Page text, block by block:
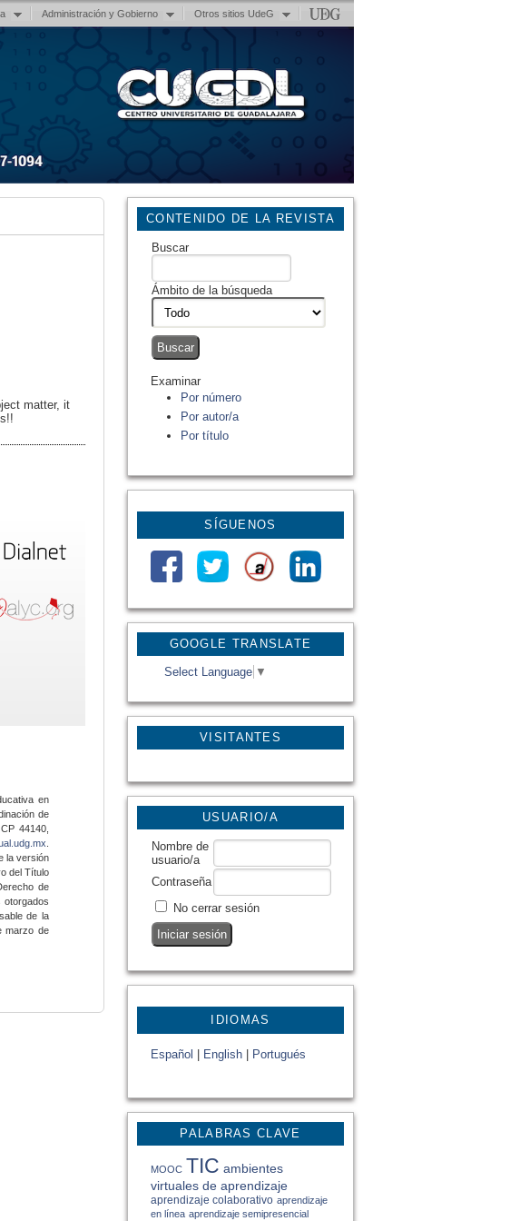
Administración y Gobierno Otros sitios UdeG
GOOGLE TRANSLATE
Select Language ▼
VISITANTES
CONTENIDO DE LA REVISTA
Buscar
Ámbito de la búsqueda
Examinar
Por número
Por autor/a
Por título
SÍGUENOS
USUARIO/A
Nombre de
usuario/a
Contraseña
No cerrar sesión
IDIOMAS
Español English Portugués
PALABRAS CLAVE
MOOC TIC ambientes
virtuales de aprendizaje
aprendizaje colaborativo aprendizaje
en línea aprendizaje semipresencial
matter, it
en
de
44140,
la versión
del Título
de
otorgados
de la
marzo de